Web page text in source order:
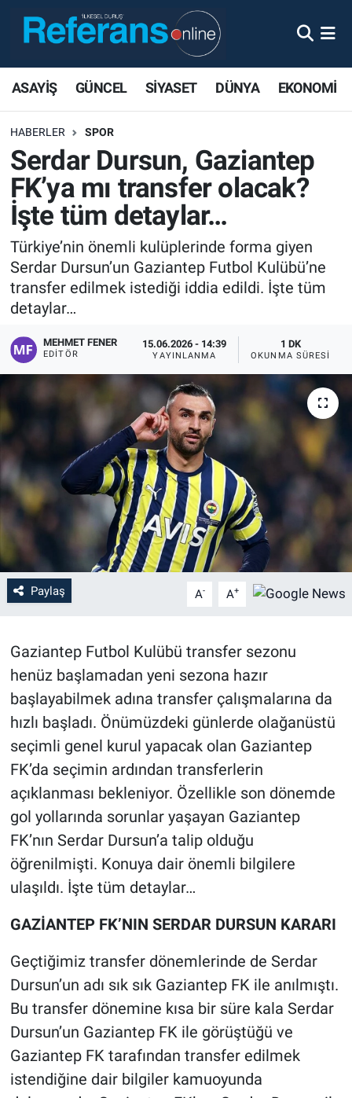
ASAYİŞ GÜNCEL SİYASET DÜNYA EKONOMİ
HABERLER SPOR
Serdar Dursun, Gaziantep
FK’ya mı transfer olacak?
İşte tüm detaylar…
Türkiye’nin önemli kulüplerinde forma giyen
Serdar Dursun’un Gaziantep Futbol Kulübü’ne
transfer edilmek istediği iddia edildi. İşte tüm
detaylar…
MEHMET FENER
EDITÖR
15.06.2026 - 14:39
YAYINLANMA
1 DK
OKUNMA SÜRESI
Paylaş A- A+
Gaziantep Futbol Kulübü transfer sezonu
henüz başlamadan yeni sezona hazır
başlayabilmek adına transfer çalışmalarına da
hızlı başladı. Önümüzdeki günlerde olağanüstü
seçimli genel kurul yapacak olan Gaziantep
FK’da seçimin ardından transferlerin
açıklanması bekleniyor. Özellikle son dönemde
gol yollarında sorunlar yaşayan Gaziantep
FK’nın Serdar Dursun’a talip olduğu
öğrenilmişti. Konuya dair önemli bilgilere
ulaşıldı. İşte tüm detaylar…
GAZİANTEP FK’NIN SERDAR DURSUN KARARI
Geçtiğimiz transfer dönemlerinde de Serdar
Dursun’un adı sık sık Gaziantep FK ile anılmıştı.
Bu transfer dönemine kısa bir süre kala Serdar
Dursun’un Gaziantep FK ile görüştüğü ve
Gaziantep FK tarafından transfer edilmek
istendiğine dair bilgiler kamuoyunda